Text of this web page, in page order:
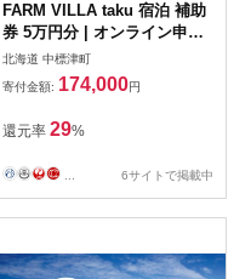
FARM VILLA taku 宿泊 補助
券 5万円分 | オンライン申請
ふるさと納税 中標津 竹下牧
場 ファーム ヴィラ チケット
2室 8名 高級 農家宿 お取り寄
せ 北海道 中標津町
【2403001】
北海道 中標津町
寄付金額: 174,000円
還元率 29%
... 6サイトで掲載中